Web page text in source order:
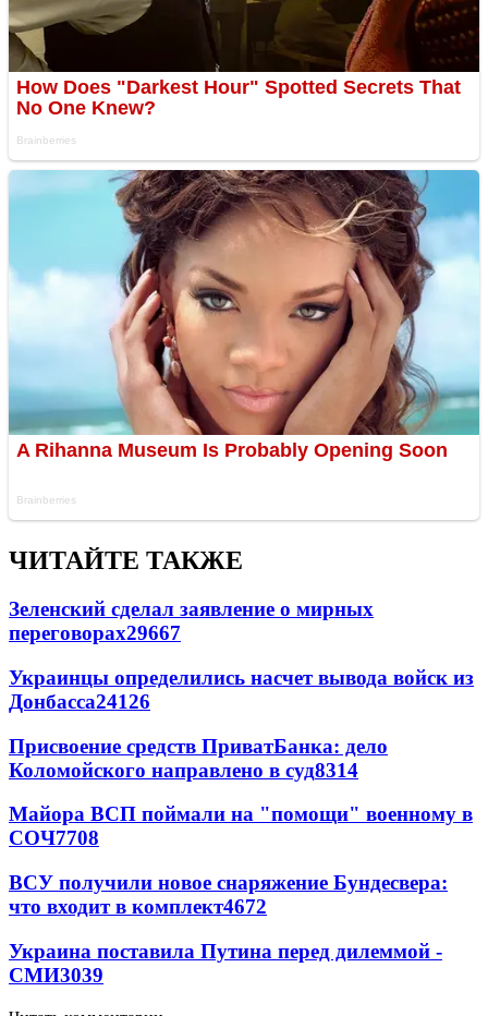
ЧИТАЙТЕ ТАКЖЕ
Зеленский сделал заявление о мирных
переговорах29667
Украинцы определились насчет вывода войск из
Донбасса24126
Присвоение средств ПриватБанка: дело
Коломойского направлено в суд8314
Майора ВСП поймали на "помощи" военному в
СОЧ7708
ВСУ получили новое снаряжение Бундесвера:
что входит в комплект4672
Украина поставила Путина перед дилеммой -
СМИ3039